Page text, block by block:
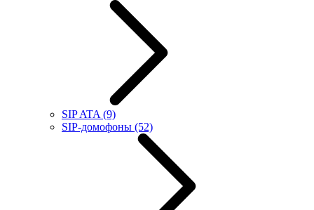
SIP ATA (9)
SIP-домофоны (52)